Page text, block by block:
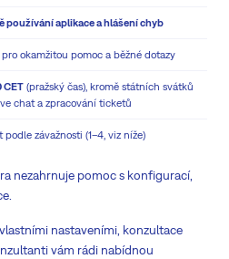
používání aplikace a hlášení chyb
okamžitou pomoc a běžné dotazy
CET (pražský čas), kromě státních svátků
chat a zpracování ticketů
závažnosti (1–4, viz níže)
nezahrnuje pomoc s konfigurací,
nastaveními, konzultace
vám rádi nabídnou